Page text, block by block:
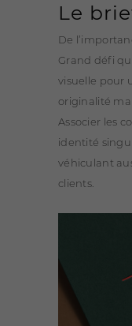
Le
De
Grand défi
visuelle pour
originalité
Associer les
identité
véhiculant
clients.